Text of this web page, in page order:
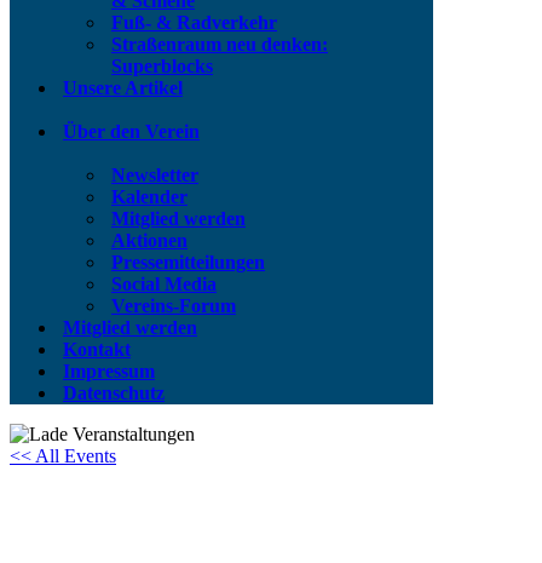
Fuß- & Radverkehr
Straßenraum neu denken:
Superblocks
Unsere Artikel
Über den Verein
Newsletter
Kalender
Mitglied werden
Aktionen
Pressemitteilungen
Social Media
Vereins-Forum
Mitglied werden
Kontakt
Impressum
Datenschutz
<< All Events